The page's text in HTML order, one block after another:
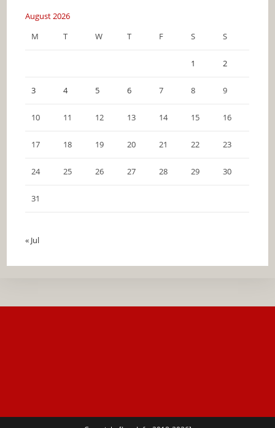
August 2026
M
T W T F S S
1 2
3 4 5 6 7 8 9
10 11 12 13 14 15 16
17 18 19 20 21 22 23
24 25 26 27 28 29 30
31
« Jul